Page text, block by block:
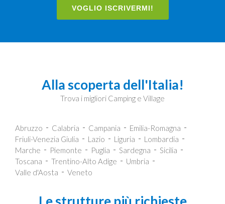
VOGLIO ISCRIVERMI!
Alla scoperta dell'Italia!
Trova i migliori Camping e Village
Abruzzo Calabria Campania
Emilia-Romagna
Friuli-Venezia Giulia
Lazio Liguria
Lombardia
Marche
Piemonte Puglia Sardegna
Sicilia
Toscana
Trentino-Alto Adige
Umbria
Valle d'Aosta
Veneto